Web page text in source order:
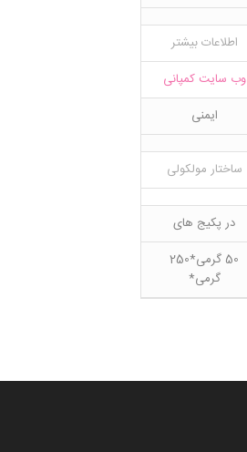
اطلاعات بیشتر
وب سایت کمپانی
ایمنی
ساختار مولکولی
در پکیج های
50 گرمی*250
گرمی*